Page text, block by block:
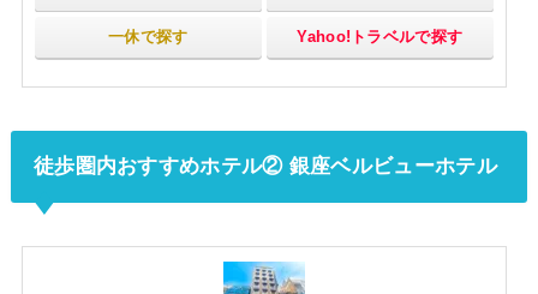
一休で探す Yahoo!トラベルで探す
徒歩圏内おすすめホテル② 銀座ベルビューホテル